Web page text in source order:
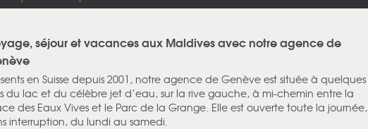
séjour et vacances aux Maldives avec notre agence de
en Suisse depuis 2001, notre agence de Genève est située à quelques
du lac et du célèbre jet d’eau, sur la rive gauche, à mi-chemin entre la
des Eaux Vives et le Parc de la Grange. Elle est ouverte toute la journée,
interruption, du lundi au samedi.